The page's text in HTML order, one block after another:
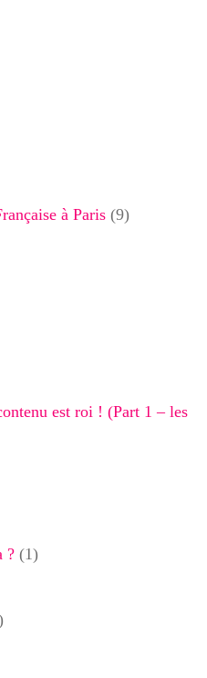
à Paris (9)
est roi ! (Part 1 – les
? (1)